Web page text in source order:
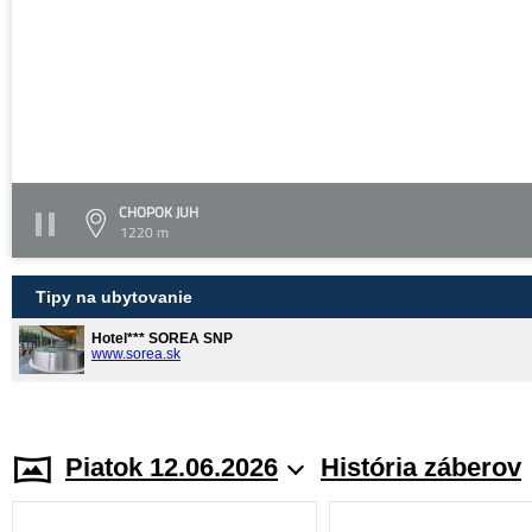
CHOPOK JUH
1220 m
Tipy na ubytovanie
Hotel*** SOREA SNP
www.sorea.sk
Piatok 12.06.2026 História záberov